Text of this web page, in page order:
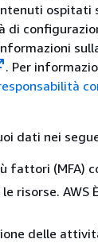
. Per
dati nei
fattori (MFA)
risorse.
delle